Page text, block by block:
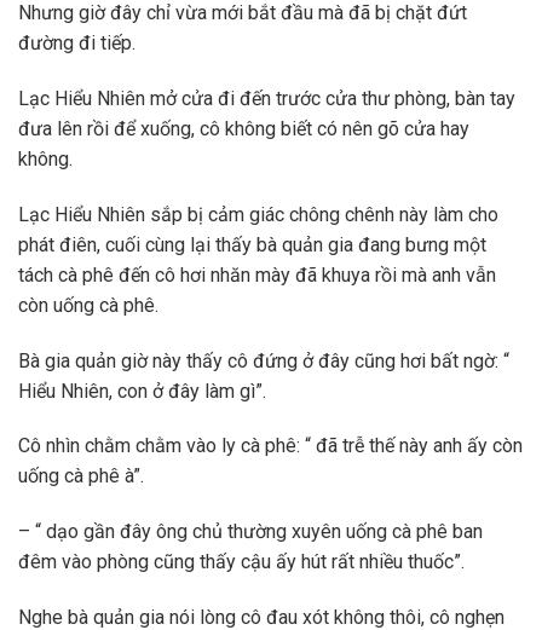
Nhưng giờ đây chỉ vừa mới bắt đầu mà đã bị chặt đứt
đường đi tiếp.
Lạc Hiểu Nhiên mở cửa đi đến trước cửa thư phòng, bàn tay
đưa lên rồi để xuống, cô không biết có nên gõ cửa hay
không.
Lạc Hiểu Nhiên sắp bị cảm giác chông chênh này làm cho
phát điên, cuối cùng lại thấy bà quản gia đang bưng một
tách cà phê đến cô hơi nhăn mày đã khuya rồi mà anh vẫn
còn uống cà phê.
Bà gia quản giờ này thấy cô đứng ở đây cũng hơi bất ngờ: “
Hiểu Nhiên, con ở đây làm gì”.
Cô nhìn chằm chằm vào ly cà phê: “ đã trễ thế này anh ấy còn
uống cà phê à”.
– “ dạo gần đây ông chủ thường xuyên uống cà phê ban
đêm vào phòng cũng thấy cậu ấy hút rất nhiều thuốc”.
Nghe bà quản gia nói lòng cô đau xót không thôi, cô nghẹn